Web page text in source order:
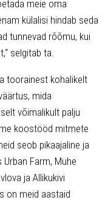
meie oma
külalisi hindab seda
tunnevad rõõmu, kui
selgitab ta.
toorainest kohalikelt
mida
võimalikult palju
koostööd mitmete
seob pikaajaline ja
Farm, Muhe
ja Allikukivi
on meid aastaid